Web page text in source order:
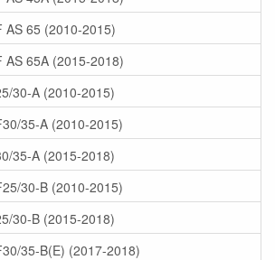
AS 65 (2010-2015)
65A (2015-2018)
30-A (2010-2015)
35-A (2010-2015)
35-A (2015-2018)
30-B (2010-2015)
30-B (2015-2018)
35-B(E) (2017-2018)